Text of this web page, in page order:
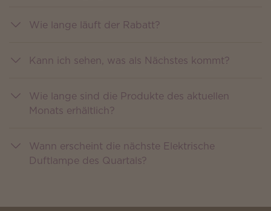
Wie lange läuft der Rabatt?
Kann ich sehen, was als Nächstes kommt?
Wie lange sind die Produkte des aktuellen
Monats erhältlich?
Wann erscheint die nächste Elektrische
Duftlampe des Quartals?